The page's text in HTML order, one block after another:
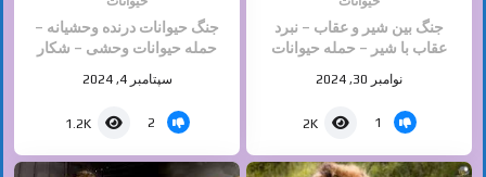
جنگ بین شیر و عقاب – نبرد
عقاب با شیر – حمله حیوانات
نوامبر 30, 2024
1
2K
جنگ حیوانات درنده وحشیانه –
حمله حیوانات وحشی – شکار
سپتامبر 4, 2024
2
1.2K